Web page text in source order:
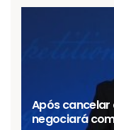
Após cancelar
negociará